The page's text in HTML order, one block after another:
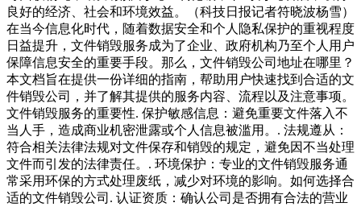
良好的经济、社会和环境效益。（科技日报记者符晓波杨雪）
在当今信息化时代，随着数据安全和个人隐私保护的重视程度
日益提升，文件销毁服务成为了企业、政府机构乃至个人用户
保障信息安全的重要手段。那么，文件销毁公司地址在哪里？
本文档旨在提供一份详细的指南，帮助用户快速找到合适的文
件销毁公司，并了解其提供的服务内容、流程以及注意事项。
文件销毁服务的重要性. 保护敏感信息：避免重要文件落入不
当人手，造成商业机密泄露或个人信息被滥用。. 法规遵从：
符合相关法律法规对文件保存和销毁的规定，避免因不当处理
文件而引发的法律责任。. 环境保护：专业的文件销毁服务通
常采用环保的方式处理废纸，减少对环境的影响。如何选择合
适的文件销毁公司. 认证资质：确认公司是否拥有合法的营业